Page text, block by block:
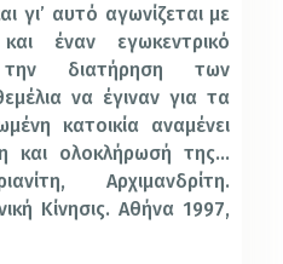
γι’ αυτό αγωνίζεται με
έναν εγωκεντρικό
διατήρηση των
να έγιναν για τα
κατοικία αναμένει
και ολοκλήρωσή της…
Αρχιμανδρίτη.
Κίνησις. Αθήνα 1997,